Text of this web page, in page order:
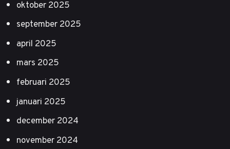
oktober 2025
september 2025
april 2025
mars 2025
februari 2025
januari 2025
december 2024
november 2024